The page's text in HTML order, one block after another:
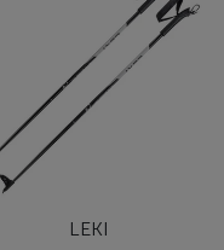
LEKI